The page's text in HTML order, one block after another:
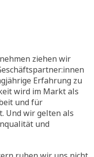
ziehen wir
Erfahrung zu
wird im Markt als
und für
Und wir gelten als
und